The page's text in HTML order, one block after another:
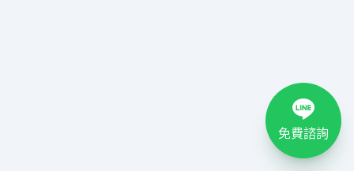
免費諮詢